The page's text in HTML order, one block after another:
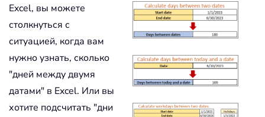
Excel, вы можете
столкнуться с
ситуацией, когда вам
нужно узнать, сколько
"дней между двумя
датами" в Excel. Или вы
хотите подсчитать "дни